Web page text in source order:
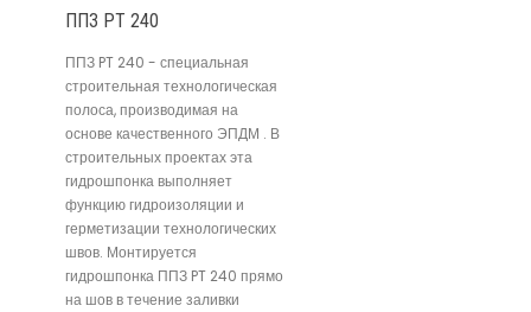
ППЗ PT 240
ППЗ PT 240 - специальная
строительная технологическая
полоса, производимая на
основе качественного ЭПДМ . В
строительных проектах эта
гидрошпонка выполняет
функцию гидроизоляции и
герметизации технологических
швов. Монтируется
гидрошпонка ППЗ PT 240 прямо
на шов в течение заливки